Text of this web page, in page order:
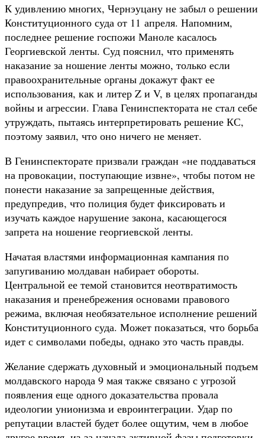
К удивлению многих, Чернэуцану не забыл о решении
Конституционного суда от 11 апреля. Напомним,
последнее решение госпожи Маноле касалось
Георгиевской ленты. Суд пояснил, что применять
наказание за ношение ленты можно, только если
правоохранительные органы докажут факт ее
использования, как и литер Z и V, в целях пропаганды
войны и агрессии. Глава Генинспектората не стал себе
утруждать, пытаясь интерпретировать решение КС,
поэтому заявил, что оно ничего не меняет.
В Генинспекторате призвали граждан «не поддаваться
на провокации, поступающие извне», чтобы потом не
понести наказание за запрещенные действия,
предупредив, что полиция будет фиксировать и
изучать каждое нарушение закона, касающегося
запрета на ношение георгиевской ленты.
Начатая властями информационная кампания по
запугиванию молдаван набирает обороты.
Центральной ее темой становится неотвратимость
наказания и пренебрежения основами правового
режима, включая необязательное исполнение решений
Конституционного суда. Может показаться, что борьба
идет с символами победы, однако это часть правды.
Желание сдержать духовный и эмоциональный подъем
молдавского народа 9 мая также связано с угрозой
появления еще одного доказательства провала
идеологии унионизма и евроинтеграции. Удар по
репутации властей будет более ощутим, чем в любое